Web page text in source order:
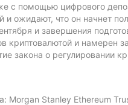
с помощью цифрового
ожидают, что он начнет
и завершения
криптовалютой и намерен
закона о регулировании
Morgan Stanley Ethereum